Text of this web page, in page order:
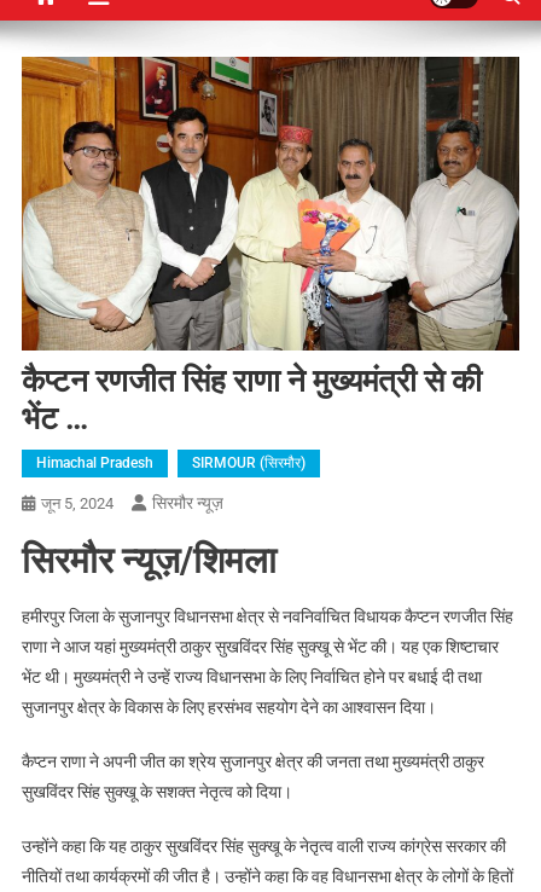
कैप्टन रणजीत सिंह राणा ने मुख्यमंत्री से की
भेंट …
Himachal Pradesh SIRMOUR (सिरमौर)
जून 5, 2024 सिरमौर न्यूज़
सिरमौर न्यूज़/शिमला
हमीरपुर जिला के सुजानपुर विधानसभा क्षेत्र से नवनिर्वाचित विधायक कैप्टन रणजीत सिंह
राणा ने आज यहां मुख्यमंत्री ठाकुर सुखविंदर सिंह सुक्खू से भेंट की। यह एक शिष्टाचार
भेंट थी। मुख्यमंत्री ने उन्हें राज्य विधानसभा के लिए निर्वाचित होने पर बधाई दी तथा
सुजानपुर क्षेत्र के विकास के लिए हरसंभव सहयोग देने का आश्वासन दिया।
कैप्टन राणा ने अपनी जीत का श्रेय सुजानपुर क्षेत्र की जनता तथा मुख्यमंत्री ठाकुर
सुखविंदर सिंह सुक्खू के सशक्त नेतृत्व को दिया।
उन्होंने कहा कि यह ठाकुर सुखविंदर सिंह सुक्खू के नेतृत्व वाली राज्य कांग्रेस सरकार की
नीतियों तथा कार्यक्रमों की जीत है। उन्होंने कहा कि वह विधानसभा क्षेत्र के लोगों के हितों